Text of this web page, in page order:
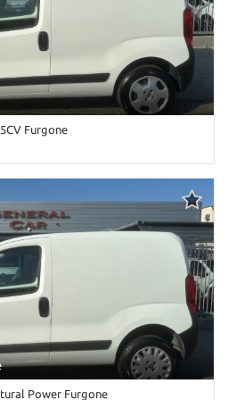
• Volante multifunzione
Furgone
(5) • Bianco pastello • 4 Porte • ABS
• Alzacristalli elettrici • Autoradio •
• Chiusura centralizzata
• Controllo trazione • ESP •
• Immobilizzatore elettronico •
• Sensori di parcheggio posteriori •
Power Furgone